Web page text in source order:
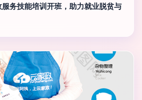
务技能培训开班，助力就业脱贫与